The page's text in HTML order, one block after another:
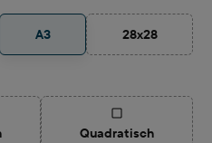
A3 28x28
(Diese
Option ist zurzeit nicht verfügbar.)
Quadratisch(Diese Option ist